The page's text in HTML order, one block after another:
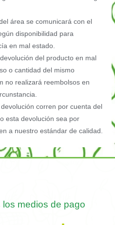
área se comunicará con el
disponibilidad para
en mal estado.
del producto en mal
o cantidad del mismo
no realizará reembolsos en
corren por cuenta del
esta devolución sea por
a nuestro estándar de calidad.
medios de pago